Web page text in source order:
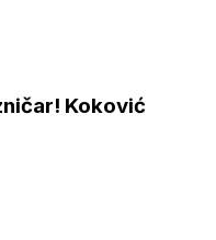
Koković